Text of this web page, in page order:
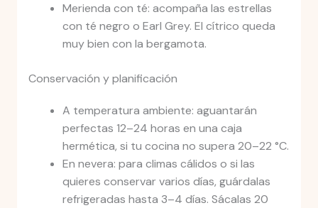
Merienda con té: acompaña las estrellas
con té negro o Earl Grey. El cítrico queda
muy bien con la bergamota.
Conservación y planificación
A temperatura ambiente: aguantarán
perfectas 12–24 horas en una caja
hermética, si tu cocina no supera 20–22 °C.
En nevera: para climas cálidos o si las
quieres conservar varios días, guárdalas
refrigeradas hasta 3–4 días. Sácalas 20